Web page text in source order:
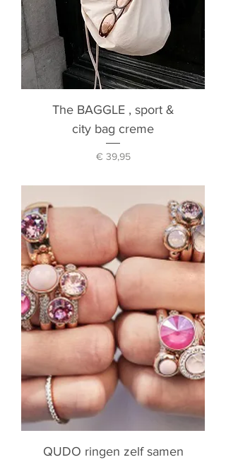
The BAGGLE , sport &
city bag creme
Prijs
€ 39,95
QUDO ringen zelf samen